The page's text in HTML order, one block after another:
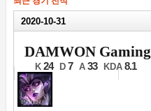
2020-10-31
결승전 4세트
DAMWON Gaming
K 24 D 7 A 33 KDA 8.1